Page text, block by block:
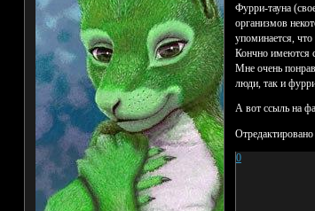
Фурри-тауна
организмов
упоминается,
Кончно имеются
Мне очень
люди, так и
А вот ссыль на
0